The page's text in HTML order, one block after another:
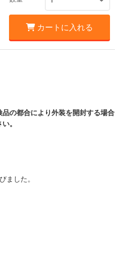
カートに入れる
の都合により外装を開封する場合
。
ました。